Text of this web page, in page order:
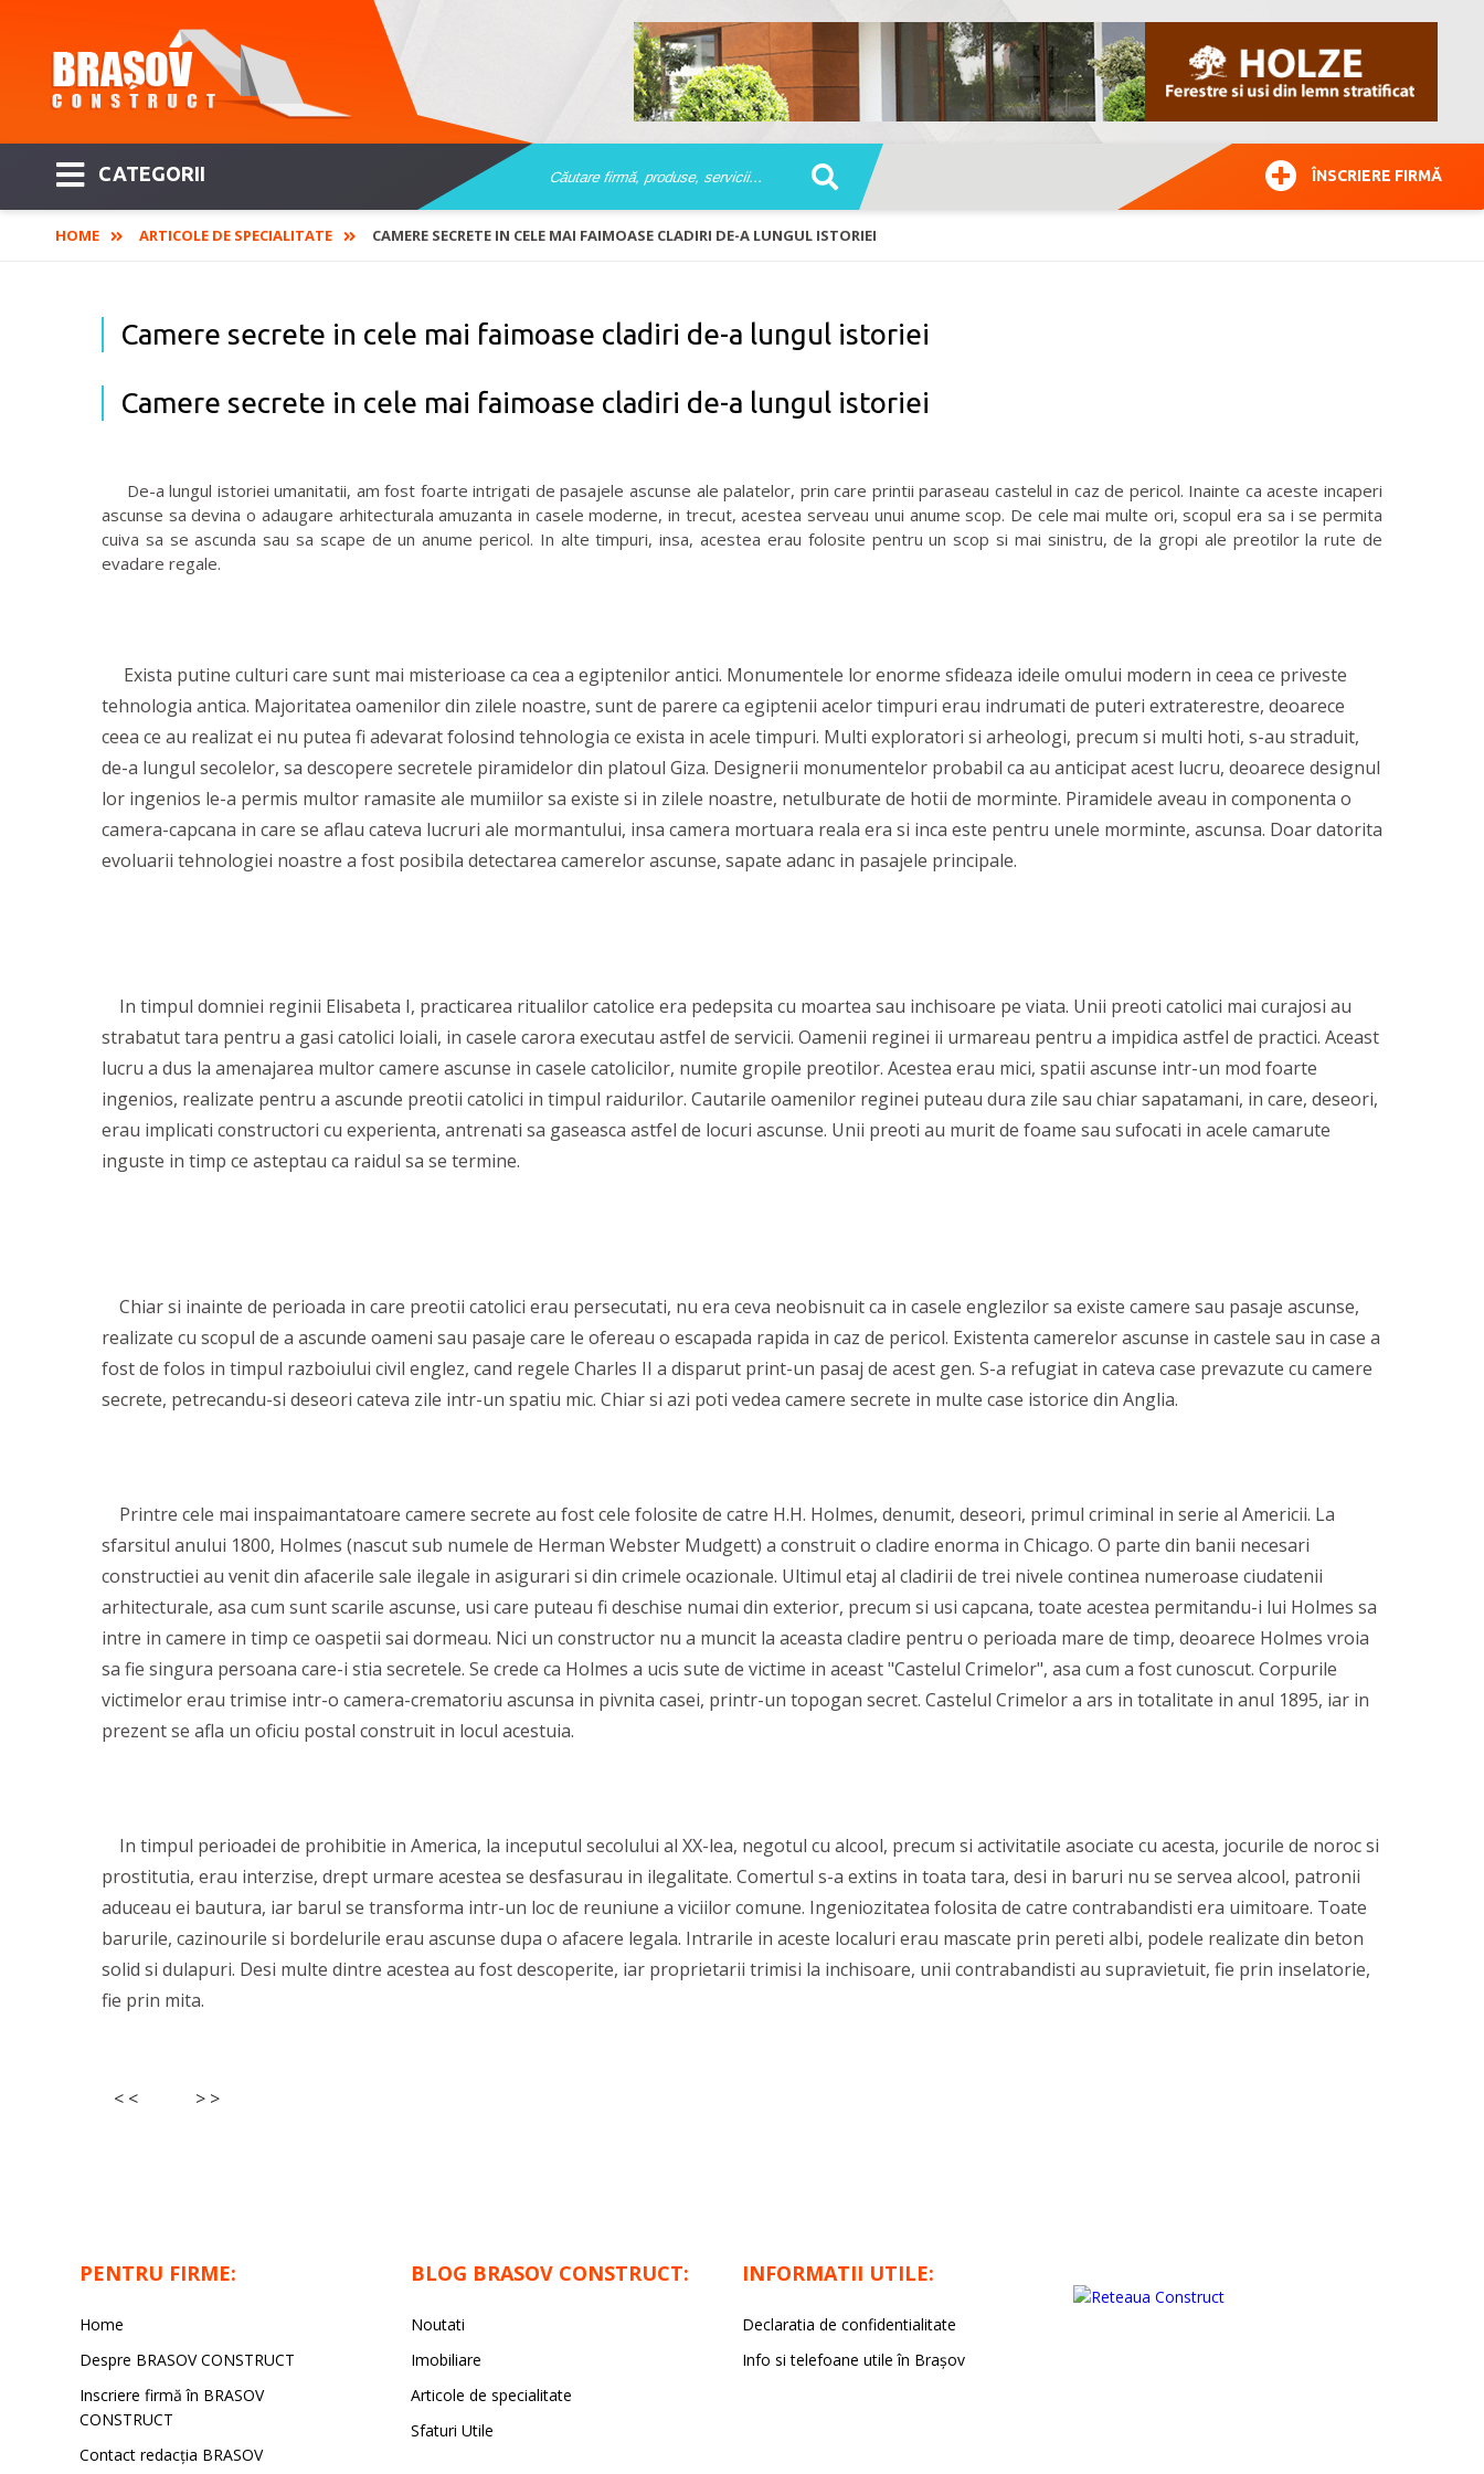
CATEGORII ÎNSCRIERE FIRMĂ
HOME ARTICOLE DE SPECIALITATE CAMERE SECRETE IN CELE MAI FAIMOASE CLADIRI DE-A LUNGUL ISTORIEI
Camere secrete in cele mai faimoase cladiri de-a lungul istoriei
Camere secrete in cele mai faimoase cladiri de-a lungul istoriei
De-a lungul istoriei umanitatii, am fost foarte intrigati de pasajele ascunse ale palatelor, prin care printii paraseau castelul in caz de pericol. Inainte ca aceste incaperi
ascunse sa devina o adaugare arhitecturala amuzanta in casele moderne, in trecut, acestea serveau unui anume scop. De cele mai multe ori, scopul era sa i se permita
cuiva sa se ascunda sau sa scape de un anume pericol. In alte timpuri, insa, acestea erau folosite pentru un scop si mai sinistru, de la gropi ale preotilor la rute de
evadare regale.
Exista putine culturi care sunt mai misterioase ca cea a egiptenilor antici. Monumentele lor enorme sfideaza ideile omului modern in ceea ce priveste
tehnologia antica. Majoritatea oamenilor din zilele noastre, sunt de parere ca egiptenii acelor timpuri erau indrumati de puteri extraterestre, deoarece
ceea ce au realizat ei nu putea fi adevarat folosind tehnologia ce exista in acele timpuri. Multi exploratori si arheologi, precum si multi hoti, s-au straduit,
de-a lungul secolelor, sa descopere secretele piramidelor din platoul Giza. Designerii monumentelor probabil ca au anticipat acest lucru, deoarece designul
lor ingenios le-a permis multor ramasite ale mumiilor sa existe si in zilele noastre, netulburate de hotii de morminte. Piramidele aveau in componenta o
camera-capcana in care se aflau cateva lucruri ale mormantului, insa camera mortuara reala era si inca este pentru unele morminte, ascunsa. Doar datorita
evoluarii tehnologiei noastre a fost posibila detectarea camerelor ascunse, sapate adanc in pasajele principale.
In timpul domniei reginii Elisabeta I, practicarea ritualilor catolice era pedepsita cu moartea sau inchisoare pe viata. Unii preoti catolici mai curajosi au
strabatut tara pentru a gasi catolici loiali, in casele carora executau astfel de servicii. Oamenii reginei ii urmareau pentru a impidica astfel de practici. Aceast
lucru a dus la amenajarea multor camere ascunse in casele catolicilor, numite gropile preotilor. Acestea erau mici, spatii ascunse intr-un mod foarte
ingenios, realizate pentru a ascunde preotii catolici in timpul raidurilor. Cautarile oamenilor reginei puteau dura zile sau chiar sapatamani, in care, deseori,
erau implicati constructori cu experienta, antrenati sa gaseasca astfel de locuri ascunse. Unii preoti au murit de foame sau sufocati in acele camarute
inguste in timp ce asteptau ca raidul sa se termine.
Chiar si inainte de perioada in care preotii catolici erau persecutati, nu era ceva neobisnuit ca in casele englezilor sa existe camere sau pasaje ascunse,
realizate cu scopul de a ascunde oameni sau pasaje care le ofereau o escapada rapida in caz de pericol. Existenta camerelor ascunse in castele sau in case a
fost de folos in timpul razboiului civil englez, cand regele Charles II a disparut print-un pasaj de acest gen. S-a refugiat in cateva case prevazute cu camere
secrete, petrecandu-si deseori cateva zile intr-un spatiu mic. Chiar si azi poti vedea camere secrete in multe case istorice din Anglia.
Printre cele mai inspaimantatoare camere secrete au fost cele folosite de catre H.H. Holmes, denumit, deseori, primul criminal in serie al Americii. La
sfarsitul anului 1800, Holmes (nascut sub numele de Herman Webster Mudgett) a construit o cladire enorma in Chicago. O parte din banii necesari
constructiei au venit din afacerile sale ilegale in asigurari si din crimele ocazionale. Ultimul etaj al cladirii de trei nivele continea numeroase ciudatenii
arhitecturale, asa cum sunt scarile ascunse, usi care puteau fi deschise numai din exterior, precum si usi capcana, toate acestea permitandu-i lui Holmes sa
intre in camere in timp ce oaspetii sai dormeau. Nici un constructor nu a muncit la aceasta cladire pentru o perioada mare de timp, deoarece Holmes vroia
sa fie singura persoana care-i stia secretele. Se crede ca Holmes a ucis sute de victime in aceast "Castelul Crimelor", asa cum a fost cunoscut. Corpurile
victimelor erau trimise intr-o camera-crematoriu ascunsa in pivnita casei, printr-un topogan secret. Castelul Crimelor a ars in totalitate in anul 1895, iar in
prezent se afla un oficiu postal construit in locul acestuia.
In timpul perioadei de prohibitie in America, la inceputul secolului al XX-lea, negotul cu alcool, precum si activitatile asociate cu acesta, jocurile de noroc si
prostitutia, erau interzise, drept urmare acestea se desfasurau in ilegalitate. Comertul s-a extins in toata tara, desi in baruri nu se servea alcool, patronii
aduceau ei bautura, iar barul se transforma intr-un loc de reuniune a viciilor comune. Ingeniozitatea folosita de catre contrabandisti era uimitoare. Toate
barurile, cazinourile si bordelurile erau ascunse dupa o afacere legala. Intrarile in aceste localuri erau mascate prin pereti albi, podele realizate din beton
solid si dulapuri. Desi multe dintre acestea au fost descoperite, iar proprietarii trimisi la inchisoare, unii contrabandisti au supravietuit, fie prin inselatorie,
fie prin mita.
< < > >
PENTRU FIRME:
Home
Despre BRASOV CONSTRUCT
Inscriere firmă în BRASOV
CONSTRUCT
Contact redacţia BRASOV
BLOG BRASOV CONSTRUCT:
Noutati
Imobiliare
Articole de specialitate
Sfaturi Utile
INFORMATII UTILE:
Declaratia de confidentialitate
Info si telefoane utile în Braşov